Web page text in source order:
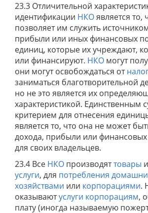
23.3 Отличительной
идентификации НКОявляется то,
позволяет им служить
прибыли или иных финансовых
единиц, которые их учреждают,
или финансируют. НКО могут
они могут освобождаться от
заниматься благотворительной
но не это является их
характеристикой. Единственным
критерием для отнесения
является то, что она не может
дохода, прибыли или финансовых
для своих владельцев.
23.4 Все НКО производяттовары и
услуги, для потребления
хозяйствами или корпорациями.
оказываютуслуги корпорациям,
плату (иногда называемую